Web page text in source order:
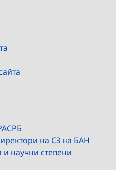
на СЗ на БАН
научни степени